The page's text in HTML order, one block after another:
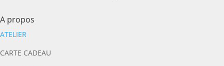
A propos
ATELIER
CARTE CADEAU